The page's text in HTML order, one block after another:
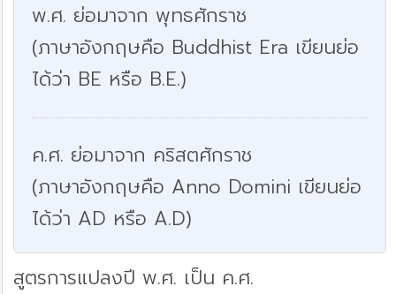
พ.ศ. ย่อมาจาก พุทธศักราช
(ภาษาอังกฤษคือ Buddhist Era เขียนย่อ
ได้ว่า BE หรือ B.E.)
ค.ศ. ย่อมาจาก คริสตศักราช
(ภาษาอังกฤษคือ Anno Domini เขียนย่อ
ได้ว่า AD หรือ A.D)
สูตรการแปลงปี พ.ศ. เป็น ค.ศ.